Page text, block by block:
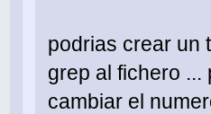
podrias crear un
grep al fichero
cambiar el